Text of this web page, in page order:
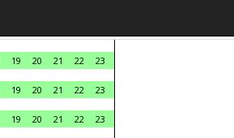
19 20 21 22
23
19 20 21 22
23
19 20 21 22
23